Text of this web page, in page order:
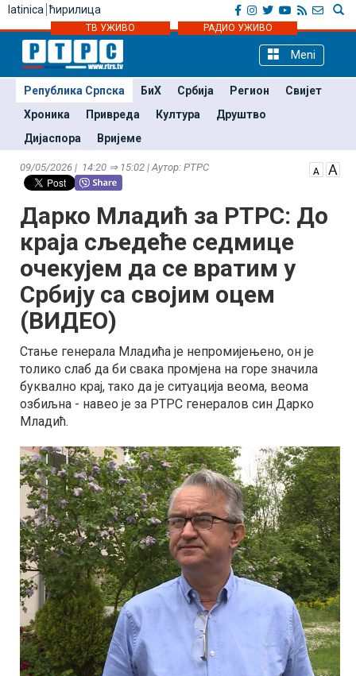
latinica ћирилица
ТВ УЖИВО РАДИО УЖИВО
Meni
Република Српска БиХ Србија Регион
Свијет
Хроника
Привреда Култура
Друштво
Дијаспора
Вријеме
09/05/2026 | 14:20 ⇒ 15:02 | Аутор: РТРС
Дарко Младић за РТРС: До
краја сљедеће седмице
очекујем да се вратим у
Србију са својим оцем
(ВИДЕО)
Стање генерала Младића је непромијењено, он је
толико слаб да би свака промјена на горе значила
буквално крај, тако да је ситуација веома, веома
озбиљна - навео је за РТРС генералов син Дарко
Младић.